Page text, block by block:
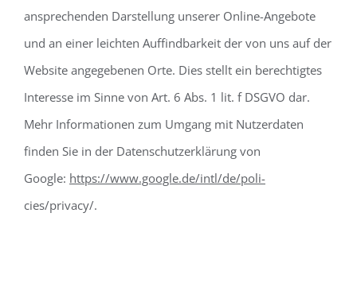
ansprechenden Darstellung unserer Online-Angebote
und an einer leichten Auffindbarkeit der von uns auf der
Website angegebenen Orte. Dies stellt ein berechtigtes
Interesse im Sinne von Art. 6 Abs. 1 lit. f DSGVO dar.
Mehr Informationen zum Umgang mit Nutzerdaten
finden Sie in der Datenschutzerklärung von
Google: https://www.google.de/intl/de/poli-
cies/privacy/.